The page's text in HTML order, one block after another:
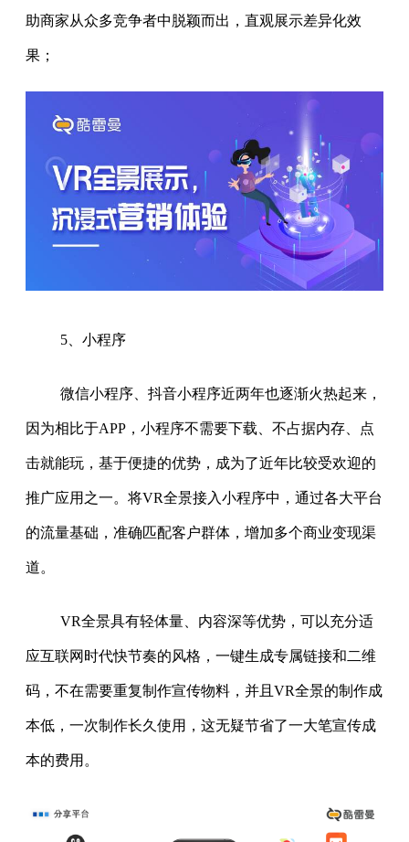
助商家从众多竞争者中脱颖而出，直观展示差异化效
果；
5、小程序
微信小程序、抖音小程序近两年也逐渐火热起来，
因为相比于APP，小程序不需要下载、不占据内存、点
击就能玩，基于便捷的优势，成为了近年比较受欢迎的
推广应用之一。将VR全景接入小程序中，通过各大平台
的流量基础，准确匹配客户群体，增加多个商业变现渠
道。
VR全景具有轻体量、内容深等优势，可以充分适
应互联网时代快节奏的风格，一键生成专属链接和二维
码，不在需要重复制作宣传物料，并且VR全景的制作成
本低，一次制作长久使用，这无疑节省了一大笔宣传成
本的费用。